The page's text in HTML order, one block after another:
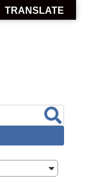
TRANSLATE